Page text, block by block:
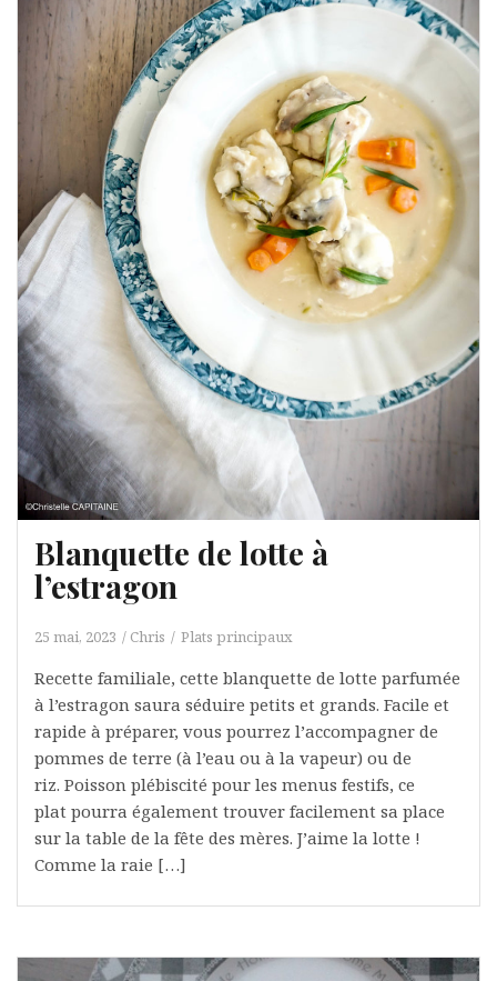
Blanquette de lotte à
l’estragon
25 mai, 2023 Chris Plats principaux
Recette familiale, cette blanquette de lotte parfumée
à l’estragon saura séduire petits et grands. Facile et
rapide à préparer, vous pourrez l’accompagner de
pommes de terre (à l’eau ou à la vapeur) ou de
riz. Poisson plébiscité pour les menus festifs, ce
plat pourra également trouver facilement sa place
sur la table de la fête des mères. J’aime la lotte !
Comme la raie […]